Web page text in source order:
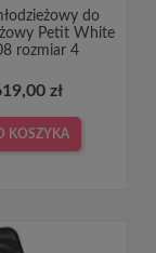
do
Petit White
rozmiar 4
zł
KOSZYKA